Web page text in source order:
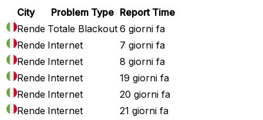
City Problem Type Report Time
Rende Totale Blackout 6 giorni fa
Rende Internet
7 giorni fa
Rende Internet
8 giorni fa
Rende Internet
19 giorni fa
Rende Internet
20 giorni fa
Rende Internet 21 giorni fa